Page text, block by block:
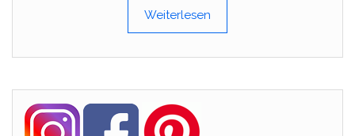
Weiterlesen